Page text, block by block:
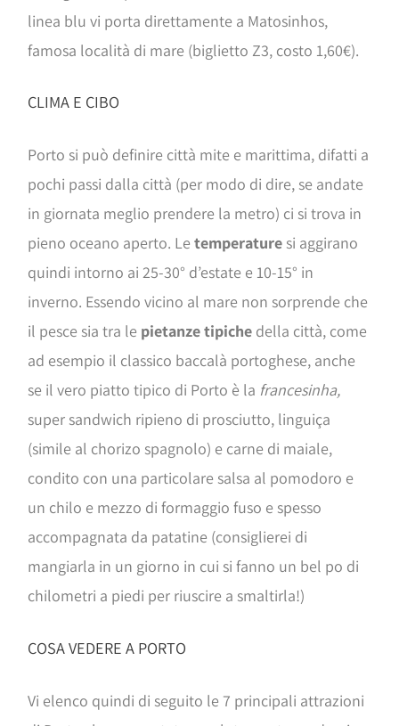
linea blu vi porta direttamente a Matosinhos,
famosa località di mare (biglietto Z3, costo 1,60€).
CLIMA E CIBO
Porto si può definire città mite e marittima, difatti a
pochi passi dalla città (per modo di dire, se andate
in giornata meglio prendere la metro) ci si trova in
pieno oceano aperto. Letemperature si aggirano
quindi intorno ai 25-30° d’estate e 10-15° in
inverno. Essendo vicino al mare non sorprende che
il pesce sia tra le pietanze tipiche della città, come
ad esempio il classico baccalà portoghese, anche
se il vero piatto tipico di Porto è la francesinha,
super sandwich ripieno di prosciutto, linguiça
(simile al chorizo spagnolo) e carne di maiale,
condito con una particolare salsa al pomodoro e
un chilo e mezzo di formaggio fuso e spesso
accompagnata da patatine (consiglierei di
mangiarla in un giorno in cui si fanno un bel po di
chilometri a piedi per riuscire a smaltirla!)
COSA VEDERE A PORTO
Vi elenco quindi di seguito le 7 principali attrazioni